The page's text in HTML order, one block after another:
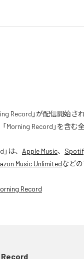
Record」が配信開始さ
Morning Record」を含む
」は、 Apple Music、
Music Unlimitedなど
Record
Record